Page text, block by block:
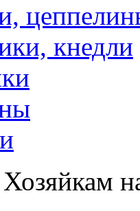
кнедли
Хозяйкам